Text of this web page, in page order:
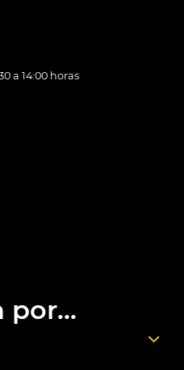
a 14:00 horas
por...